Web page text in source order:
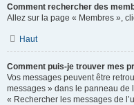
Comment rechercher des
Allez sur la page « Membres »,
Haut
Comment puis-je trouver mes
Vos messages peuvent être
messages » dans le panneau de
« Rechercher les messages de